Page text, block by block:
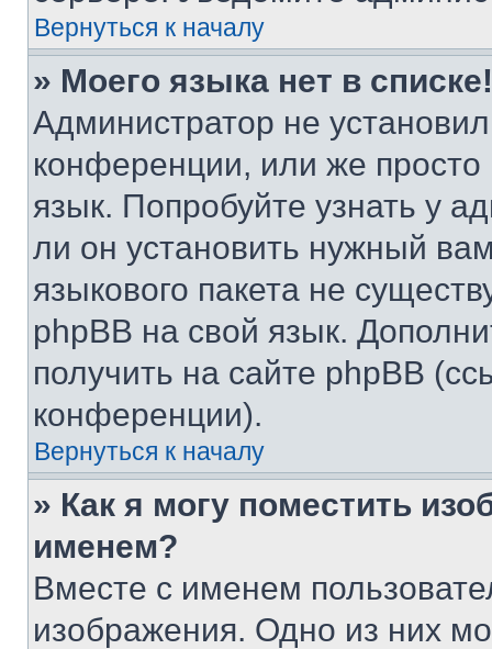
Вернуться к началу
» Моего языка нет в списке!
Администратор не
конференции, или же
язык. Попробуйте узнать у
ли он установить нужный
языкового пакета не
phpBB на свой язык.
получить на сайте phpBB
конференции).
Вернуться к началу
» Как я могу поместить
именем?
Вместе с именем
изображения. Одно из них